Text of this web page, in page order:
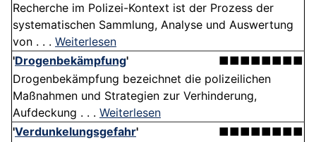
Recherche im Polizei-Kontext ist der Prozess der
systematischen Sammlung, Analyse und Auswertung
von . . . Weiterlesen
'Drogenbekämpfung'
■■■■■■■■
Drogenbekämpfung bezeichnet die polizeilichen
Maßnahmen und Strategien zur Verhinderung,
Aufdeckung . . . Weiterlesen
'Verdunkelungsgefahr'
■■■■■■■■